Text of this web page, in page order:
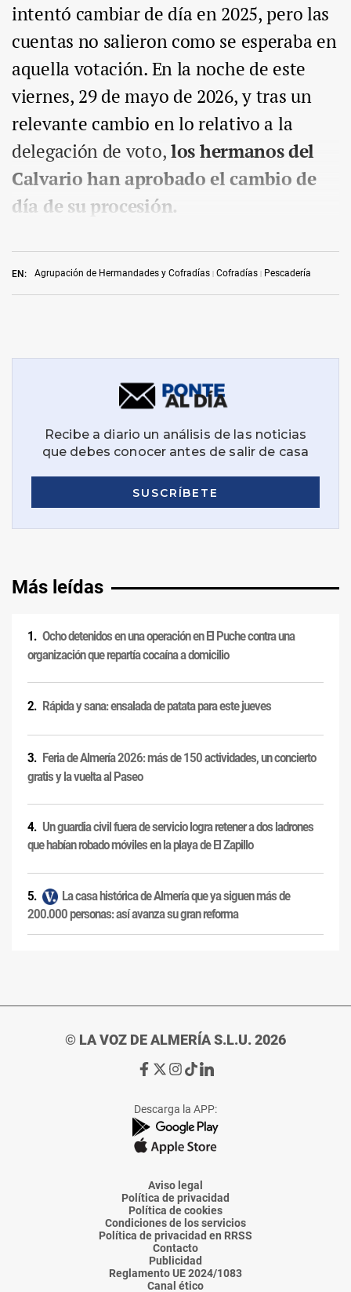
EN: Agrupación de Hermandades y Cofradías Cofradías Pescadería
intentó cambiar de día en 2025, pero las
cuentas no salieron como se esperaba en
aquella votación. En la noche de este
viernes, 29 de mayo de 2026, y tras un
relevante cambio en lo relativo a la
delegación de voto,los hermanos del
Calvario han aprobado el cambio de
día de su procesión.
Más leídas
Ocho detenidos en una operación en El Puche contra una
organización que repartía cocaína a domicilio
Rápida y sana: ensalada de patata para este jueves
Feria de Almería 2026: más de 150 actividades, un concierto
gratis y la vuelta al Paseo
Un guardia civil fuera de servicio logra retener a dos ladrones
que habían robado móviles en la playa de El Zapillo
La casa histórica de Almería que ya siguen más de
200.000 personas: así avanza su gran reforma
© LA VOZ DE ALMERÍA S.L.U. 2026
Ir
de
La
Voz
Almería
Ir
de
La
Voz
Almería
Ir
de
La
Voz
Almería
Ir
de
La
Voz
Almería
Ir
de
La
Voz
Descarga la APP:
Aviso legal
Política de privacidad
Política de cookies
Condiciones de los servicios
Política de privacidad en RRSS
Contacto
Publicidad
Reglamento UE 2024/1083
Canal ético